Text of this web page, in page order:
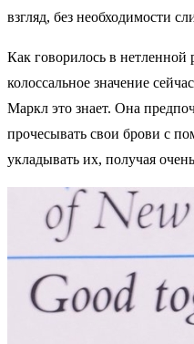
взгляд, без необходимости
Как говорилось в нетленной
колоссальное значение
Маркл это знает. Она
прочесывать свои брови с
укладывать их, получая